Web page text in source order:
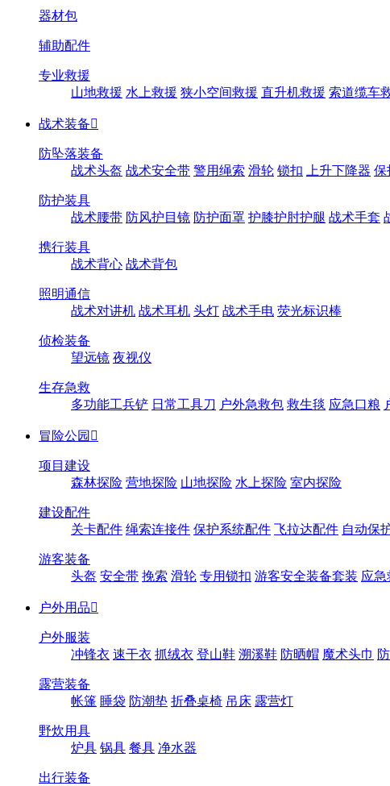
器材包
辅助配件
专业救援
山地救援 水上救援 狭小空间救援 直升机救援 索道缆车
战术装备
防坠落装备
战术头盔 战术安全带 警用绳索 滑轮 锁扣 上升下降器 保
防护装具
战术腰带 防风护目镜 防护面罩 护膝护肘护腿 战术手套
携行装具
战术背心 战术背包
照明通信
战术对讲机 战术耳机 头灯 战术手电 荧光标识棒
侦检装备
望远镜 夜视仪
生存急救
多功能工兵铲 日常工具刀 户外急救包 救生毯 应急口粮
冒险公园 
项目建设
森林探险 营地探险 山地探险 水上探险 室内探险
建设配件
关卡配件 绳索连接件 保护系统配件 飞拉达配件 自动保
游客装备
头盔 安全带 挽索 滑轮 专用锁扣 游客安全装备套装 应急
户外用品
户外服装
冲锋衣 速干衣 抓绒衣 登山鞋 溯溪鞋 防晒帽 魔术头巾
露营装备
帐篷 睡袋 防潮垫 折叠桌椅 吊床 露营灯
野炊用具
炉具 锅具 餐具 净水器
出行装备